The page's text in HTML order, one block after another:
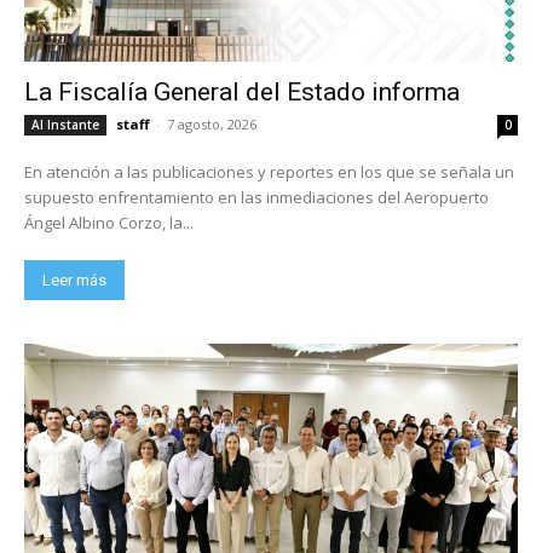
La Fiscalía General del Estado informa
Al Instante staff - 7 agosto, 2026 0
En atención a las publicaciones y reportes en los que se señala un
supuesto enfrentamiento en las inmediaciones del Aeropuerto
Ángel Albino Corzo, la...
Leer más